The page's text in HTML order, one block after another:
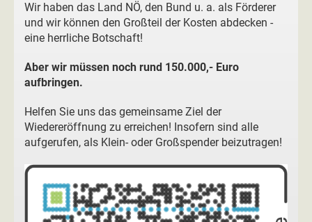
Wir haben das Land NÖ, den Bund u. a. als Förderer
und wir können den Großteil der Kosten abdecken -
eine herrliche Botschaft!
Aber wir müssen noch rund 150.000,- Euro
aufbringen.
Helfen Sie uns das gemeinsame Ziel der
Wiedereröffnung zu erreichen! Insofern sind alle
aufgerufen, als Klein- oder Großspender beizutragen!